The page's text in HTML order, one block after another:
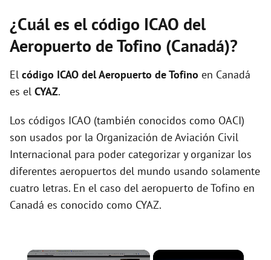
¿Cuál es el código ICAO del
Aeropuerto de Tofino (Canadá)?
El código ICAO delAeropuerto de Tofino en Canadá
es el CYAZ.
Los códigos ICAO (también conocidos como OACI)
son usados por la Organización de Aviación Civil
Internacional para poder categorizar y organizar los
diferentes aeropuertos del mundo usando solamente
cuatro letras. En el caso del aeropuerto de Tofino en
Canadá es conocido como CYAZ.
×